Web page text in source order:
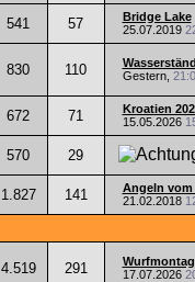
541 57
Bridge Lake
25.07.2019
830 110
Gestern,
672 71
Kroatien
15.05.2026
570 29
1.827 141
Angeln
21.02.2018
4.519 291
17.07.2026